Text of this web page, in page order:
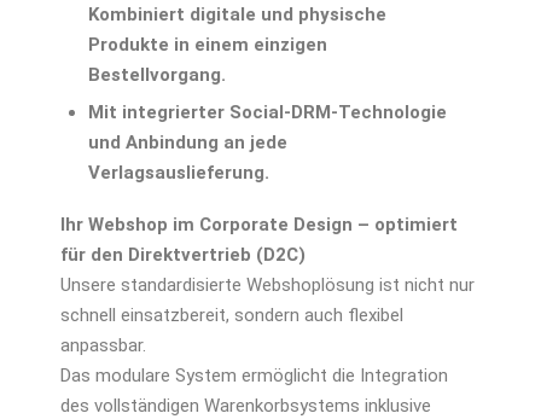
Kombiniert digitale und physische
Produkte in einem einzigen
Bestellvorgang.
Mit integrierter Social-DRM-Technologie
und Anbindung an jede
Verlagsauslieferung.
Ihr Webshop im Corporate Design – optimiert
für den Direktvertrieb (D2C)
Unsere standardisierte Webshoplösung ist nicht nur
schnell einsatzbereit, sondern auch flexibel
anpassbar.
Das modulare System ermöglicht die Integration
des vollständigen Warenkorbsystems inklusive